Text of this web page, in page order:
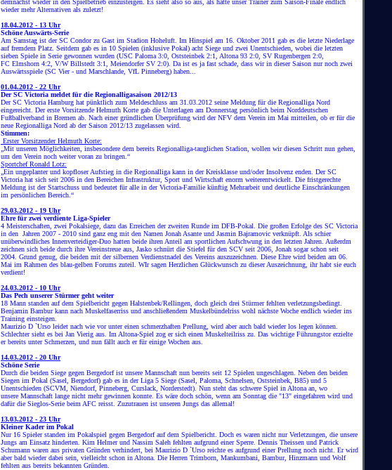
demnächst wieder in den Spielbetrieb einzusteigen. Es sieht also so aus, als hätte unser Trainer zum Saison-Finale endlich
wieder mehr Alternativen als zuletzt!
18.04.2012 - 13 Uhr
Schöne Auswärts-Serie
Am Samstag ist der SC Condor zu Gast im Stadion Hoheluft. Im Hinspiel am 16. Oktober 2011 gab es die letzte Niederlage
auf fremdem Platz. Seitdem gab es in 10 Spielen (inklusive Pokal) acht Siege und zwei Unentschieden, wobei die letzten
sieben Spiele in Serie gewonnen wurden (USC Paloma 3:0, Oststeinbek 2:1, Altona 93 2:0, SV Rugenbergen 2:0,
FC Elmshorn 4:2, V/W Billstedt 3:1, Meiendorfer SV 2:0). Da ist es ja fast schade, dass wir in dieser Saison nur noch zwei
Auswärtsspiele (SC Vier - und Marschlande, VfL Pinneberg) haben...
01.04.2012 - 22 Uhr
Der SC Victoria meldet für die Regionalligasaison 2012/13
Der SC Victoria Hamburg hat pünktlich zum Meldeschluss am 31.03.2012 seine Meldung für die Regionalliga Nord
eingereicht. Der erste Vorsitzende Helmuth Korte gab die Unterlagen am Donnerstag persönlich beim Norddeutschen
Fußballverband in Bremen ab. Nach einer gründlichen Überprüfung wird der NFV dem Verein im Mai mitteilen, ob er für die
neue Regionalliga Nord ab der Saison 2012/13 zugelassen wird.
Stimmen:
Erster Vorsitzender Helmuth Korte:
„Mit unseren Möglichkeiten, insbesondere dem bereits Regionalliga-tauglichen Stadion, wollen wir diesen Schritt nun gehen,
um den Verein noch weiter voran zu bringen.“
Sportchef Ronald Lotz:
„Ein ungeplanter und kopfloser Aufstieg in die Regionalliga kann in der Kreisklasse und/oder Insolvenz enden. Der SC
Victoria hat sich seit 2006 in den Bereichen Infrastruktur, Sport und Wirtschaft enorm weiterentwickelt. Die fristgerechte
Meldung ist der Startschuss und bedeutet für alle in der Victoria-Familie künftig Mehrarbeit und deutliche Einschränkungen
im persönlichen Bereich.“
29.03.2012 - 19 Uhr
Ehre für zwei verdiente Liga-Spieler
4 Meisterschaften, zwei Pokalsiege, dazu das Erreichen der zweiten Runde im DFB-Pokal. Die großen Erfolge des SC Victoria
in den Jahren 2007 - 2010 sind ganz eng mit den Namen Jonah Asante und Jasmin Bajramovic verknüpft. Als schier
unüberwindliches Innenverteidiger-Duo hatten beide ihren Anteil am sportlichen Aufschwung in den letzten Jahren. Außerdm
zeichnen sich beide durch ihre Vereinstreue aus, Jasko schnürt die Stiefel für den SCV seit 2006, Jonah sogar schon seit
2004. Grund genug, die beiden mit der silbernen Verdienstnadel des Vereins auszuzeichnen. Diese Ehre wird beiden am 06.
Mai im Rahmen des blau-gelben Forums zuteil. WIr sagen Herzlichen Glückwunsch zu dieser Auszeichnung, ihr habt sie euch
verdient!
24.03.2012 - 10 Uhr
Das Pech unserer Stürmer geht weiter
18 Mann standen auf dem Spielbericht gegen Halstenbek/Rellingen, doch gleich drei Stürmer fehlten verletzungsbedingt.
Benjamin Bambur kann nach Muskelfaserriss und anschließendem Muskelbündelriss wohl nächste Woche endlich wieder ins
Training einsteigen.
Maurizio D `Urso leidet nach wie vor unter einen schmerzhaften Prellung, wird aber auch bald wieder los legen können.
Schlechter sieht es bei Jan Vierig aus. Im Altona-Spiel zog er sich einen Muskelteilriss zu. Das wichtige Führungstor erzielte
er bereits unter Schmerzen, und nun fällt auch er für einige Wochen aus.
14.03.2012 - 20 Uhr
Schöne Serie
Durch die beiden Siege gegen Bergedorf ist unsere Mannschaft nun bereits seit 12 Spielen ungeschlagen. Neben den beiden
Siegen im Pokal (Sasel, Bergedorf) gab es in der Liga 5 Siege (Sasel, Paloma, Schnelsen, Oststeinbek, B85) und 5
Unentschieden (SCVM, Niendorf, Pinneberg, Curslack, Norderstedt). Nun steht das schwere Spiel in Altona an, wo
unsere Mannschaft lange nicht mehr gewinnen konnte. Es wäre doch schön, wenn am Sonntag die "13" eingefahren wird und
dafür die Sieglos-Serie beim AFC reisst. Zuzutrauen ist unseren Jungs das allemal!
13.03.2012 - 23 Uhr
Kleiner Kader im Pokal
Nur 16 Spieler standen im Pokalspiel gegen Bergedorf auf dem Spielbericht. Doch es waren nicht nur Verletzungen, die unsere
Jungs am Einsatz hinderten. Kim Helmer und Nassim Saleh fehlten aufgrund einer Sperre. Dennis Theissen und Patrick
Schumann waren aus privaten Gründen verhindert, bei Maurizio D `Urso reichte es aufgrund einer Prellung noch nicht. Er wird
aber bald wieder dabei sein, vielleicht schon in Altona. Die Herren Trimborn, Mankumbani, Bambur, Hinzmann und Wolf
fehlten aus bereits bekannten Gründen.